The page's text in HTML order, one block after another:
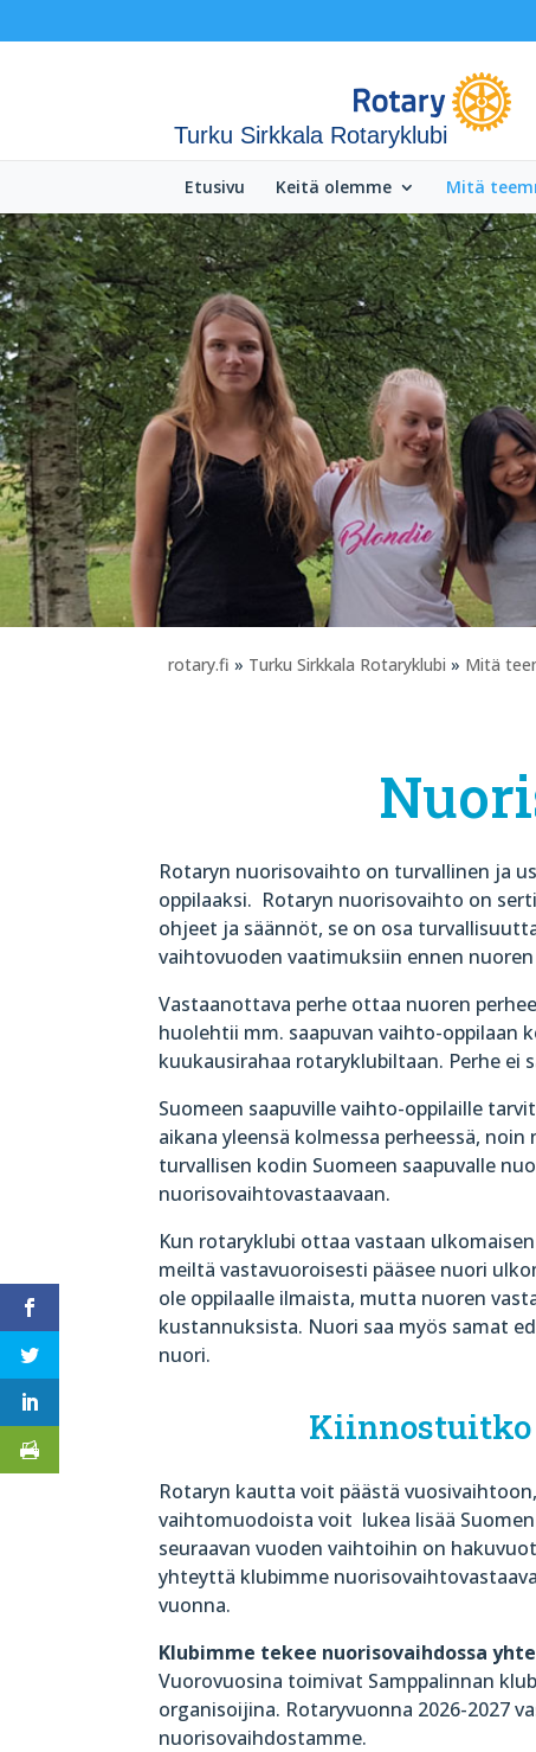
Turku Sirkkala Rotaryklubi
Etusivu Keitä olemme Mitä
rotary.fi » Turku Sirkkala Rotaryklubi » Mitä
Rotaryn nuorisovaihto on turvallinen ja
oppilaaksi. Rotaryn nuorisovaihto on
ohjeet ja säännöt, se on osa
vaihtovuoden vaatimuksiin ennen
Vastaanottava perhe ottaa nuoren
huolehtii mm. saapuvan vaihto-oppilaan
kuukausirahaa rotaryklubiltaan. Perhe ei
Suomeen saapuville vaihto-oppilaille
aikana yleensä kolmessa perheessä,
turvallisen kodin Suomeen saapuvalle
nuorisovaihtovastaavaan.
Kun rotaryklubi ottaa vastaan
meiltä vastavuoroisesti pääsee nuori
ole oppilaalle ilmaista, mutta nuoren
kustannuksista. Nuori saa myös samat
nuori.
Kiinnostuitko
Rotaryn kautta voit päästä
vaihtomuodoista voit lukea lisää
seuraavan vuoden vaihtoihin on
yhteyttä klubimme
vuonna.
Klubimme tekee nuorisovaihdossa
Vuorovuosina toimivat Samppalinnan
organisoijina. Rotaryvuonna 2026-2027
nuorisovaihdostamme.